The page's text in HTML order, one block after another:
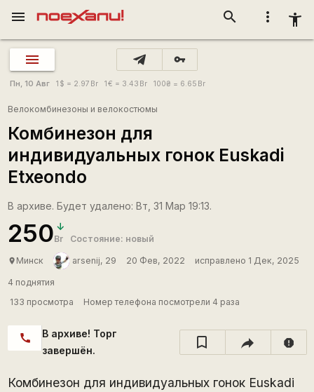
more_vert accessibility_new
search
menu
vpn_key
Пн, 10 Авг 1 $ = 2.97 Br 1€ = 3.43 Br 100₴ = 6.65 Br
Велокомбинезоны и велокостюмы
Комбинезон для
индивидуальных гонок Euskadi
Etxeondo
В архиве. Будет удалено: Вт, 31 Мар 19:13.
250Br Состояние: новый
place Минск arsenij, 29 20 Фев, 2022 исправлено 1 Дек, 2025
4 поднятия
133 просмотра
Номер телефона посмотрели 4 раза
call
В архиве! Торг
завершён.
report
Комбинезон для индивидуальных гонок Euskadi